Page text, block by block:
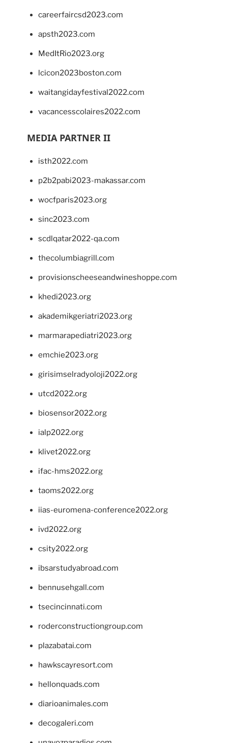
careerfaircsd2023.com
apsth2023.com
MedItRio2023.org
lcicon2023boston.com
waitangidayfestival2022.com
vacancesscolaires2022.com
MEDIA PARTNER II
isth2022.com
p2b2pabi2023-makassar.com
wocfparis2023.org
sinc2023.com
scdlqatar2022-qa.com
thecolumbiagrill.com
provisionscheeseandwineshoppe.com
khedi2023.org
akademikgeriatri2023.org
marmarapediatri2023.org
emchie2023.org
girisimselradyoloji2022.org
utcd2022.org
biosensor2022.org
ialp2022.org
klivet2022.org
ifac-hms2022.org
taoms2022.org
iias-euromena-conference2022.org
ivd2022.org
csity2022.org
ibsarstudyabroad.com
bennusehgall.com
tsecincinnati.com
roderconstructiongroup.com
plazabatai.com
hawkscayresort.com
hellonquads.com
diarioanimales.com
decogaleri.com